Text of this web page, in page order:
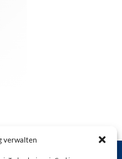
verwalten